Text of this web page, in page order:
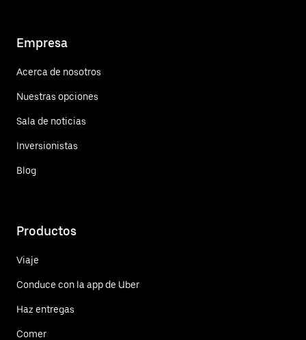
Empresa
Acerca de nosotros
Nuestras opciones
Sala de noticias
Inversionistas
Blog
Productos
Viaje
Conduce con la app de Uber
Haz entregas
Comer